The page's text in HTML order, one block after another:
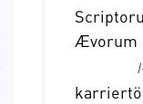
Ævo­rum